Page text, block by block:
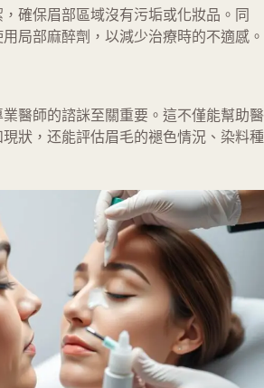
確保眉部區域沒有污垢或化妝品。同
局部麻醉劑，以減少治療時的不適感。
醫師的諮詸至關重要。這不僅能幫助醫
狀，还能評估眉毛的褪色情況、染料種